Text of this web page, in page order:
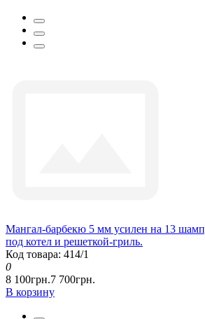
Мангал-барбекю 5 мм усилен на 13
под котел и решеткой-гриль.
Код товара: 414/1
0
8 100грн.7 700грн.
В корзину